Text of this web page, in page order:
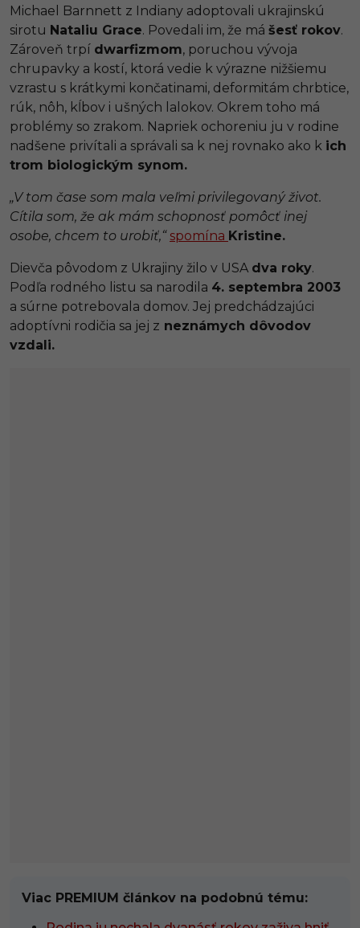
Michael Barnnett z Indiany adoptovali ukrajinskú
sirotu Nataliu Grace. Povedali im, že má šesť rokov.
Zároveň trpí dwarfizmom, poruchou vývoja
chrupavky a kostí, ktorá vedie k výrazne nižšiemu
vzrastu s krátkymi končatinami, deformitám chrbtice,
rúk, nôh, kĺbov i ušných lalokov. Okrem toho má
problémy so zrakom. Napriek ochoreniu ju v rodine
nadšene privítali a správali sa k nej rovnako ako k ich
trom biologickým synom.
„V tom čase som mala veľmi privilegovaný život.
Cítila som, že ak mám schopnosť pomôcť inej
osobe, chcem to urobiť,“ spomína Kristine.
Dievča pôvodom z Ukrajiny žilo v USA dva roky.
Podľa rodného listu sa narodila 4. septembra 2003
a súrne potrebovala domov. Jej predchádzajúci
adoptívni rodičia sa jej z neznámych dôvodov
vzdali.
Viac PREMIUM článkov na podobnú tému: